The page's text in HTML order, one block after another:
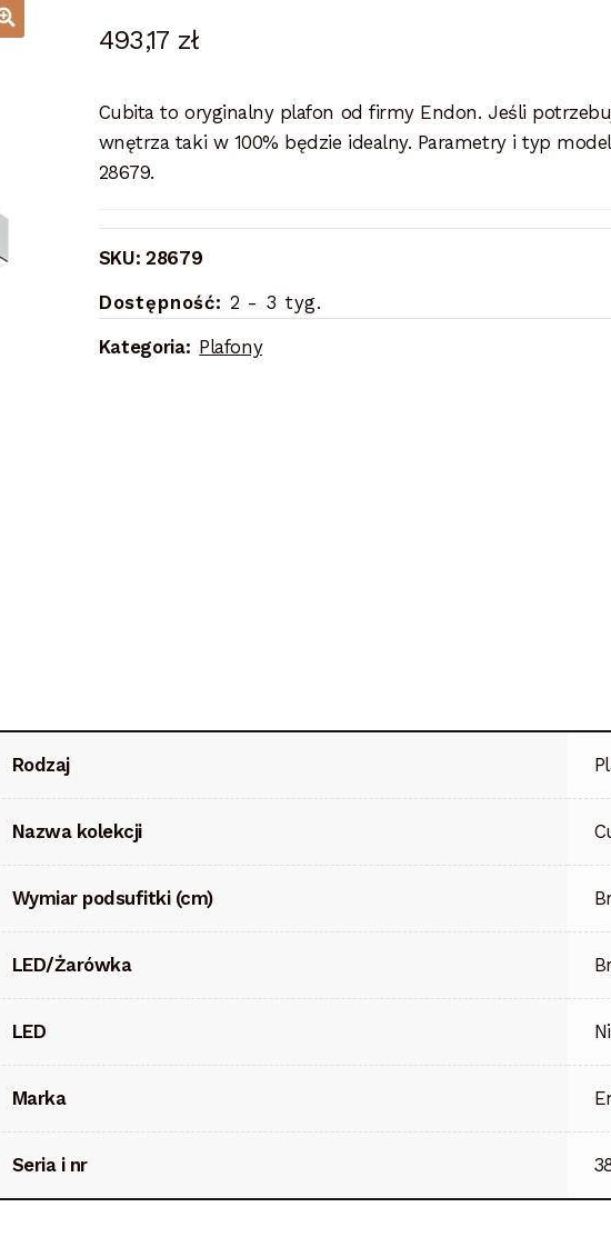
493,17 zł
Cubita to oryginalny plafon od firmy Endon. Jeśli
wnętrza taki w 100% będzie idealny. Parametry i typ
28679.
SKU: 28679
Dostępność: 2 - 3 tyg.
Kategoria: Plafony
Rodzaj
Nazwa kolekcji
Wymiar podsufitki (cm)
LED/Żarówka
LED
Marka
Seria i nr